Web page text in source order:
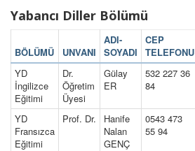
Yabancı Diller Bölümü
BÖLÜMÜ UNVANI
ADI-
SOYADI
CEP
TELEFONU
YD
İngilizce
Eğitimi
Dr.
Öğretim
Üyesi
Gülay
ER
532 227 36
84
YD
Fransızca
Eğitimi
Prof. Dr.
Hanife
Nalan
GENÇ
0543 473
55 94